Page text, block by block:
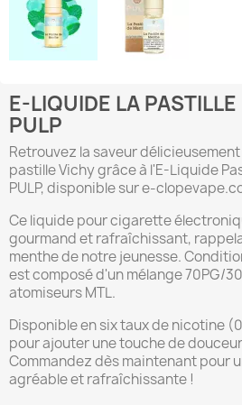
E-LIQUIDE LA
PULP
Retrouvez la saveur
pastille Vichy grâce à l'E-Liquide
PULP, disponible sur e-
Ce liquide pour cigarette
gourmand et rafraîchissant,
menthe de notre jeunesse.
est composé d'un mélange 70PG/
atomiseurs MTL.
Disponible en six taux de nicotine
pour ajouter une touche de
Commandez dès maintenant pour
agréable et rafraîchissante !